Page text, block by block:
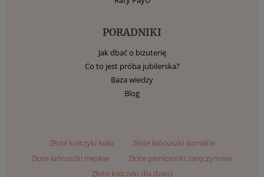
PORADNIKI
Jak dbać o biżuterię
Co to jest próba jubilerska?
Baza wiedzy
Blog
Złote kolczyki koła
Złote łańcuszki damskie
Złote łańcuszki męskie
Złote pierścionki zaręczynowe
Złote kolczyki dla dzieci